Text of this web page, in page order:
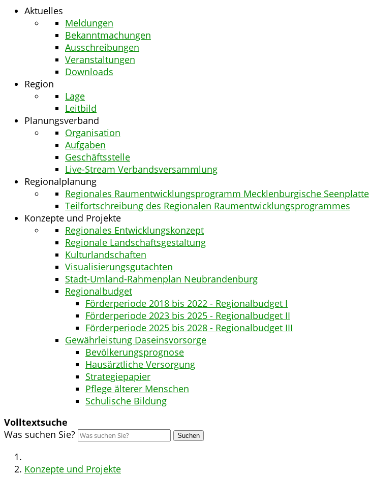
Aktuelles
Meldungen
Bekanntmachungen
Ausschreibungen
Veranstaltungen
Downloads
Region
Lage
Leitbild
Planungsverband
Organisation
Aufgaben
Geschäftsstelle
Live-Stream Verbandsversammlung
Regionalplanung
Regionales Raumentwicklungsprogramm Mecklenburgische Seenplatte
Teilfortschreibung des Regionalen Raumentwicklungsprogrammes
Konzepte und Projekte
Regionales Entwicklungskonzept
Regionale Landschaftsgestaltung
Kulturlandschaften
Visualisierungsgutachten
Stadt-Umland-Rahmenplan Neubrandenburg
Regionalbudget
Förderperiode 2018 bis 2022 - Regionalbudget I
Förderperiode 2023 bis 2025 - Regionalbudget II
Förderperiode 2025 bis 2028 - Regionalbudget III
Gewährleistung Daseinsvorsorge
Bevölkerungsprognose
Hausärztliche Versorgung
Strategiepapier
Pflege älterer Menschen
Schulische Bildung
Volltextsuche
Was suchen Sie?
Suchen
Konzepte und Projekte